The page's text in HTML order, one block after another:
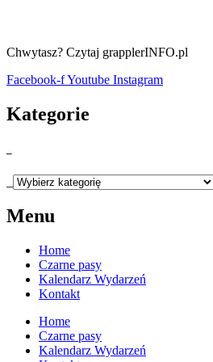
Chwytasz? Czytaj grapplerINFO.pl
Facebook-fYoutube Instagram
Kategorie
Menu
Home
Czarne pasy
Kalendarz Wydarzeń
Kontakt
Home
Czarne pasy
Kalendarz Wydarzeń